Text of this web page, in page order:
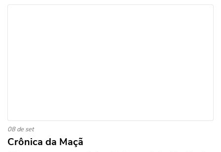
08 de set
Crônica da Maçã